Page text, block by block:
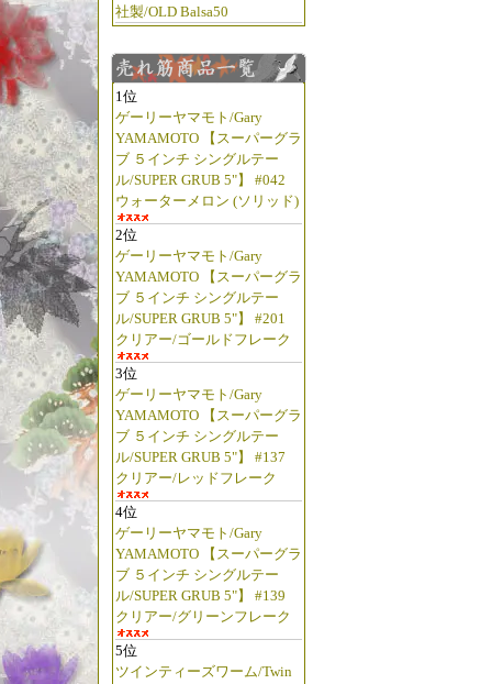
社製/OLD Balsa50
1位
ゲーリーヤマモト/Gary
YAMAMOTO 【スーパーグラ
ブ ５インチ シングルテー
ル/SUPER GRUB 5"】 #042
ウォーターメロン (ソリッド)
2位
ゲーリーヤマモト/Gary
YAMAMOTO 【スーパーグラ
ブ ５インチ シングルテー
ル/SUPER GRUB 5"】 #201
クリアー/ゴールドフレーク
3位
ゲーリーヤマモト/Gary
YAMAMOTO 【スーパーグラ
ブ ５インチ シングルテー
ル/SUPER GRUB 5"】 #137
クリアー/レッドフレーク
4位
ゲーリーヤマモト/Gary
YAMAMOTO 【スーパーグラ
ブ ５インチ シングルテー
ル/SUPER GRUB 5"】 #139
クリアー/グリーンフレーク
5位
ツインティーズワーム/Twin